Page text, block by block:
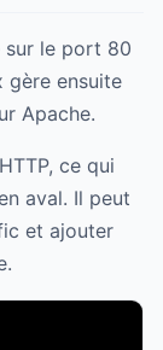
sur le port 80
gère ensuite
Apache.
ce qui
aval. Il peut
et ajouter